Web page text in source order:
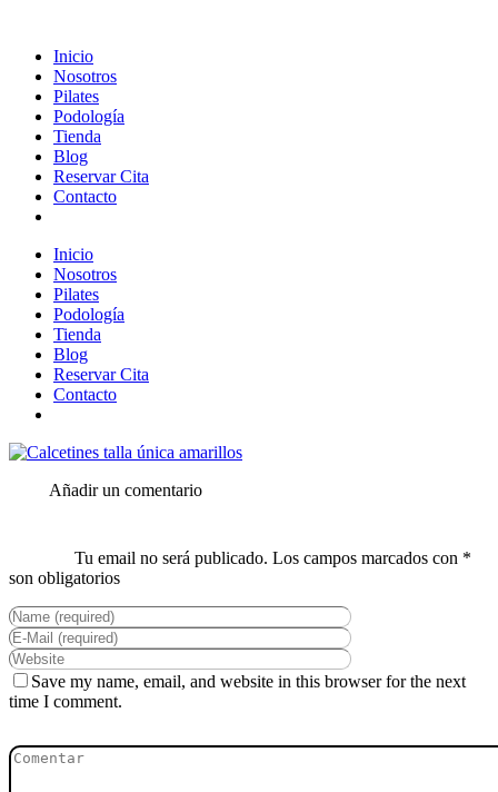
Inicio
Nosotros
Pilates
Podología
Tienda
Blog
Reservar Cita
Contacto
Inicio
Nosotros
Pilates
Podología
Tienda
Blog
Reservar Cita
Contacto
Save my name, email, and website in this browser for the next
time I comment.